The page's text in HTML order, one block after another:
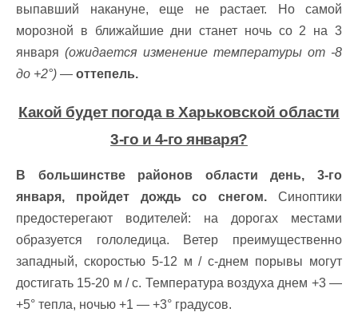
выпавший накануне, еще не растает. Но самой
морозной в ближайшие дни станет ночь со 2 на 3
января (ожидается изменение температуры от -8
до +2°) — оттепель.
Какой будет погода в Харьковской области
3-го и 4-го января?
В большинстве районов области день, 3-го
января, пройдет дождь со снегом. Синоптики
предостерегают водителей: на дорогах местами
образуется гололедица. Ветер преимущественно
западный, скоростью 5-12 м / с-днем порывы могут
достигать 15-20 м / с. Температура воздуха днем +3 —
+5° тепла, ночью +1 — +3° градусов.